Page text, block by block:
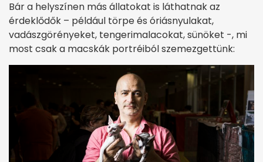
Bár a helyszínen más állatokat is láthatnak az
érdeklődők – például törpe és óriásnyulakat,
vadászgörényeket, tengerimalacokat, sünöket -, mi
most csak a macskák portréiból szemezgettünk: